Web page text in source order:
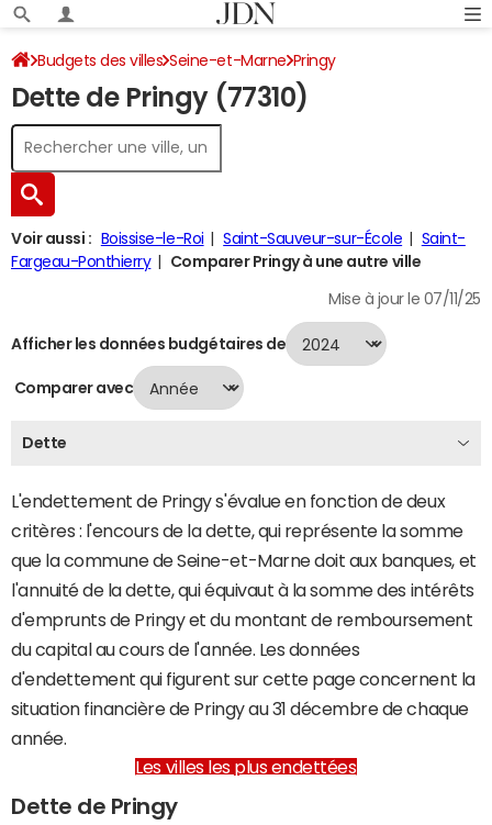
Budgets des villes Seine-et-Marne Pringy
Dette au 31/12/2024
Dette de Pringy (77310)
Voir aussi : Boissise-le-Roi Saint-Sauveur-sur-École
Saint-
Fargeau-Ponthierry
Comparer Pringy à une autre ville
Mise à jour le 07/11/25
Afficher les données budgétaires de
Comparer avec
Dette
L'endettement de Pringy s'évalue en fonction de deux
critères : l'encours de la dette, qui représente la somme
que la commune de Seine-et-Marne doit aux banques, et
l'annuité de la dette, qui équivaut à la somme des intérêts
d'emprunts de Pringy et du montant de remboursement
du capital au cours de l'année. Les données
d'endettement qui figurent sur cette page concernent la
situation financière de Pringy au 31 décembre de chaque
année.
Les villes les plus endettées
Dette de Pringy